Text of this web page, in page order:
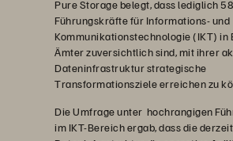
Pure Storage belegt, dass lediglich
Führungskräfte für Informations- und
Kommunikationstechnologie (IKT) in
Ämter zuversichtlich sind, mit ihrer
Dateninfrastruktur strategische
Transformationsziele erreichen zu
Die Umfrage unter hochrangigen
im IKT-Bereich ergab, dass die